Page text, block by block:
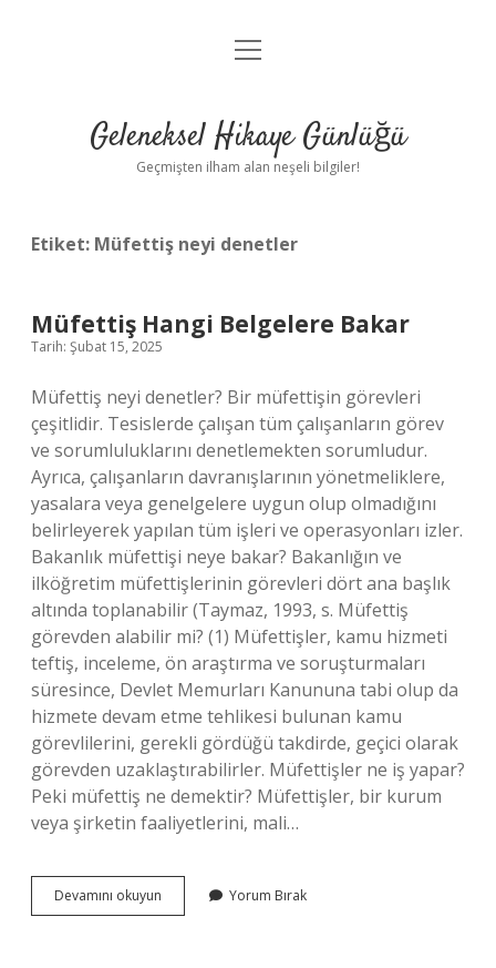
Anasayfa
Yasal Uyarı
menüyü
Geleneksel Hikaye Günlüğü
Geçmişten ilham alan neşeli bilgiler!
Etiket: Müfettiş neyi denetler
Müfettiş Hangi Belgelere Bakar
Tarih: Şubat 15, 2025
Müfettiş neyi denetler? Bir müfettişin görevleri
çeşitlidir. Tesislerde çalışan tüm çalışanların görev
ve sorumluluklarını denetlemekten sorumludur.
Ayrıca, çalışanların davranışlarının yönetmeliklere,
yasalara veya genelgelere uygun olup olmadığını
belirleyerek yapılan tüm işleri ve operasyonları izler.
Bakanlık müfettişi neye bakar? Bakanlığın ve
ilköğretim müfettişlerinin görevleri dört ana başlık
altında toplanabilir (Taymaz, 1993, s. Müfettiş
görevden alabilir mi? (1) Müfettişler, kamu hizmeti
teftiş, inceleme, ön araştırma ve soruşturmaları
süresince, Devlet Memurları Kanununa tabi olup da
hizmete devam etme tehlikesi bulunan kamu
görevlilerini, gerekli gördüğü takdirde, geçici olarak
görevden uzaklaştırabilirler. Müfettişler ne iş yapar?
Peki müfettiş ne demektir? Müfettişler, bir kurum
veya şirketin faaliyetlerini, mali…
Devamını okuyun Müfettiş
Hangi
Yorum Bırak